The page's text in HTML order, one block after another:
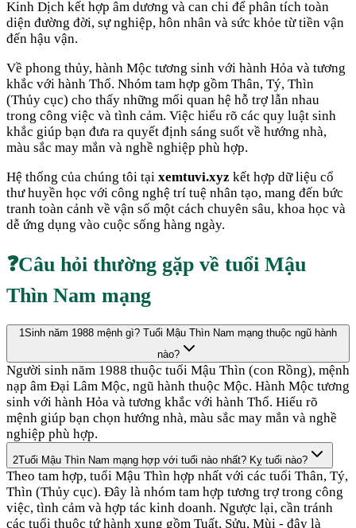
Kinh Dịch kết hợp âm dương và can chi để phân tích toàn
diện đường đời, sự nghiệp, hôn nhân và sức khỏe từ tiền vận
đến hậu vận.
Về phong thủy, hành Mộc tương sinh với hành Hỏa và tương
khắc với hành Thổ. Nhóm tam hợp gồm Thân, Tý, Thìn
(Thủy cục) cho thấy những mối quan hệ hỗ trợ lẫn nhau
trong công việc và tình cảm. Việc hiểu rõ các quy luật sinh
khắc giúp bạn đưa ra quyết định sáng suốt về hướng nhà,
màu sắc may mắn và nghề nghiệp phù hợp.
Hệ thống của chúng tôi tại xemtuvi.xyz kết hợp dữ liệu cổ
thư huyền học với công nghệ trí tuệ nhân tạo, mang đến bức
tranh toàn cảnh về vận số một cách chuyên sâu, khoa học và
dễ ứng dụng vào cuộc sống hàng ngày.
❓Câu hỏi thường gặp về tuổi Mậu
Thìn Nam mạng
1Sinh năm 1988 mệnh gì? Tuổi Mậu Thìn Nam mạng thuộc ngũ hành
nào?
Người sinh năm 1988 thuộc tuổi Mậu Thìn (con Rồng), mệnh
nạp âm Đại Lâm Mộc, ngũ hành thuộc Mộc. Hành Mộc tương
sinh với hành Hỏa và tương khắc với hành Thổ. Hiểu rõ
mệnh giúp bạn chọn hướng nhà, màu sắc may mắn và nghề
nghiệp phù hợp.
2Tuổi Mậu Thìn Nam mạng hợp với tuổi nào nhất? Kỵ tuổi nào?
Theo tam hợp, tuổi Mậu Thìn hợp nhất với các tuổi Thân, Tý,
Thìn (Thủy cục). Đây là nhóm tam hợp tương trợ trong công
việc, tình cảm và hợp tác kinh doanh. Ngược lại, cần tránh
các tuổi thuộc tứ hành xung gồm Tuất, Sửu, Mùi - đây là